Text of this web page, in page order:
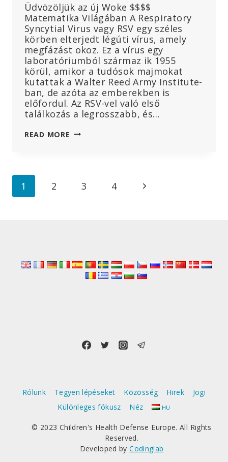
Üdvözöljük az új Woke $$$$
Matematika Világában A Respiratory
Syncytial Virus vagy RSV egy széles
körben elterjedt légúti vírus, amely
megfázást okoz. Ez a vírus egy
laboratóriumból származ ik 1955
körül, amikor a tudósok majmokat
kutattak a Walter Reed Army Institute-
ban, de azóta az emberekben is
előfordul. Az RSV-vel való első
találkozás a legrosszabb, és…
READ MORE PFIZER
4000
RSV-
TŐL?
Page
1 2 3 4
Next
Rólunk Tegyen lépéseket Közösség Hirek
Jogi
Különleges fókusz
Néz HU
© 2023 Children's Health Defense Europe. All Rights
Reserved.
Developed byCodinglab